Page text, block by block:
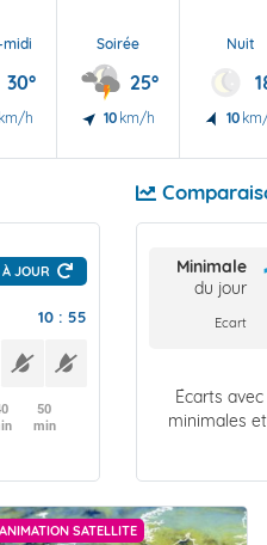
midi
30°
km/h
Soirée
25°
10 km/h
Nuit
10
JOUR
10 : 55
50
min
Minimale
du jour
Ecart
Écarts
minimales
ANIMATION SATELLITE